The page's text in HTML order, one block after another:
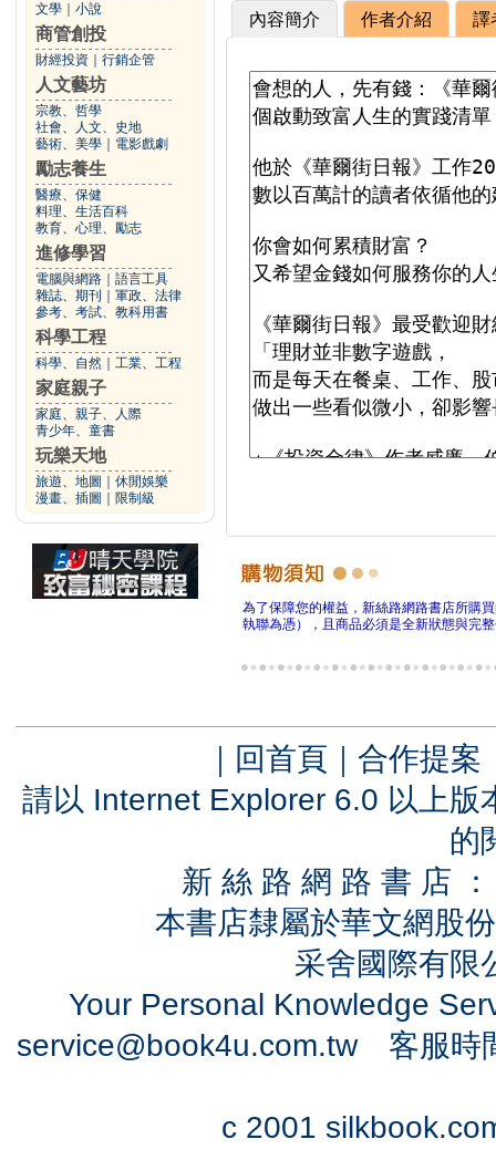
文學 小說
商管創投
財經投資 行銷企管
人文藝坊
宗教、哲學
社會、人文、史地
藝術、美學
電影戲劇
勵志養生
醫療、保健
料理、生活百科
教育、心理、勵志
進修學習
電腦與網路
語言工具
雜誌、期刊
軍政、法律
參考、考試、教科用書
科學工程
科學、自然 工業、工程
家庭親子
家庭、親子、人際
青少年、童書
玩樂天地
旅遊、地圖
休閒娛樂
漫畫、插圖
限制級
內容簡介 作者介紹 譯
為了保障您的權益，新絲路網路書店所購
執聯為憑），且商品必須是全新狀態與完
｜ 回首頁 ｜ 合作提案
請以 Internet Explorer 6.0 以上
的
新 絲 路 網 路 書 店
本書店隸屬於華文網股
采舍國際有
Your Personal Knowledge
service@book4u.com.tw客服時
c 2001